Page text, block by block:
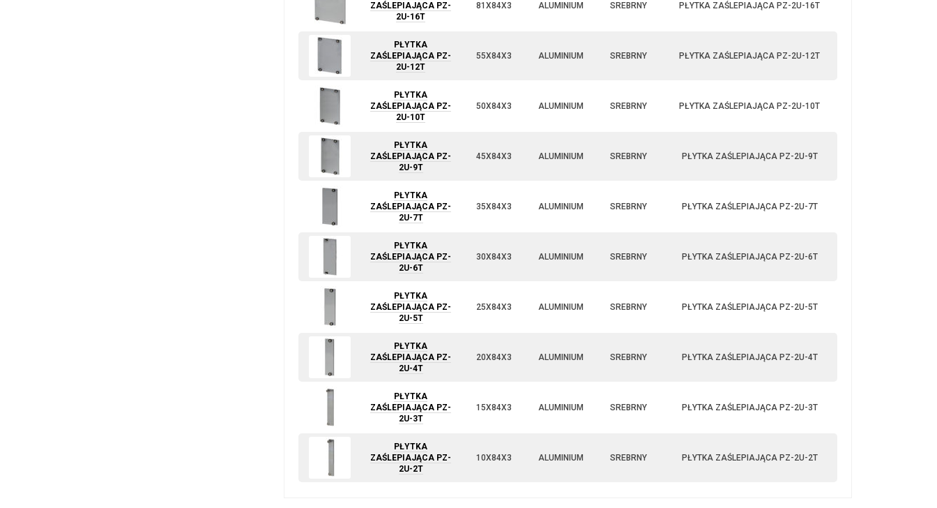
ZAŚLEPIAJĄCA PZ-
2U-16T
81X84X3 ALUMINIUM SREBRNY PŁYTKA ZAŚLEPIAJĄCA PZ-2U-16T
PŁYTKA
ZAŚLEPIAJĄCA PZ-
2U-12T
55X84X3 ALUMINIUM SREBRNY PŁYTKA ZAŚLEPIAJĄCA PZ-2U-12T
PŁYTKA
ZAŚLEPIAJĄCA PZ-
2U-10T
50X84X3 ALUMINIUM SREBRNY PŁYTKA ZAŚLEPIAJĄCA PZ-2U-10T
PŁYTKA
ZAŚLEPIAJĄCA PZ-
2U-9T
45X84X3 ALUMINIUM SREBRNY PŁYTKA ZAŚLEPIAJĄCA PZ-2U-9T
PŁYTKA
ZAŚLEPIAJĄCA PZ-
2U-7T
35X84X3 ALUMINIUM SREBRNY PŁYTKA ZAŚLEPIAJĄCA PZ-2U-7T
PŁYTKA
ZAŚLEPIAJĄCA PZ-
2U-6T
30X84X3 ALUMINIUM SREBRNY PŁYTKA ZAŚLEPIAJĄCA PZ-2U-6T
PŁYTKA
ZAŚLEPIAJĄCA PZ-
2U-5T
25X84X3 ALUMINIUM SREBRNY PŁYTKA ZAŚLEPIAJĄCA PZ-2U-5T
PŁYTKA
ZAŚLEPIAJĄCA PZ-
2U-4T
20X84X3 ALUMINIUM SREBRNY PŁYTKA ZAŚLEPIAJĄCA PZ-2U-4T
PŁYTKA
ZAŚLEPIAJĄCA PZ-
2U-3T
15X84X3 ALUMINIUM SREBRNY PŁYTKA ZAŚLEPIAJĄCA PZ-2U-3T
PŁYTKA
ZAŚLEPIAJĄCA PZ-
2U-2T
10X84X3 ALUMINIUM SREBRNY PŁYTKA ZAŚLEPIAJĄCA PZ-2U-2T